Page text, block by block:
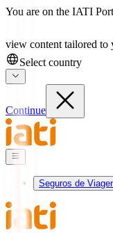
You are on the IATI
view content tailored to
Select country
Continue
Seguros de